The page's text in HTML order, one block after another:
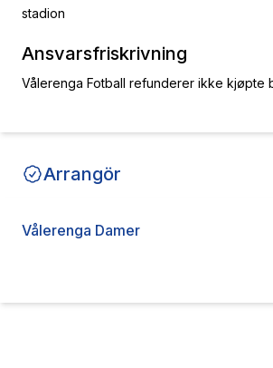
stadion
Ansvarsfriskrivning
Vålerenga Fotball refunderer ikke kjøpte
Arrangör
Vålerenga Damer